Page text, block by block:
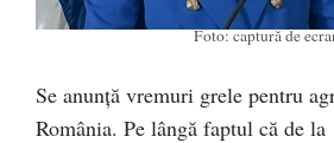
Foto: captură de
Se anunță vremuri grele pentru
România. Pe lângă faptul că de la